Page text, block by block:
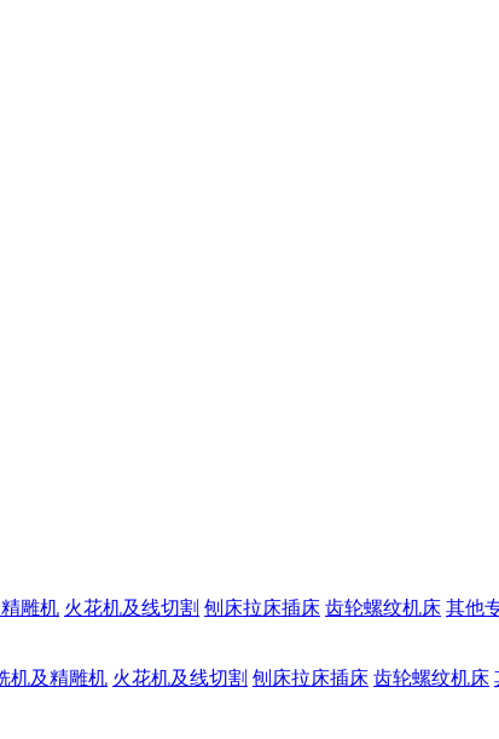
雕机 火花机及线切割 刨床拉床插床 齿轮螺纹机床 其他
机及精雕机 火花机及线切割 刨床拉床插床 齿轮螺纹机床